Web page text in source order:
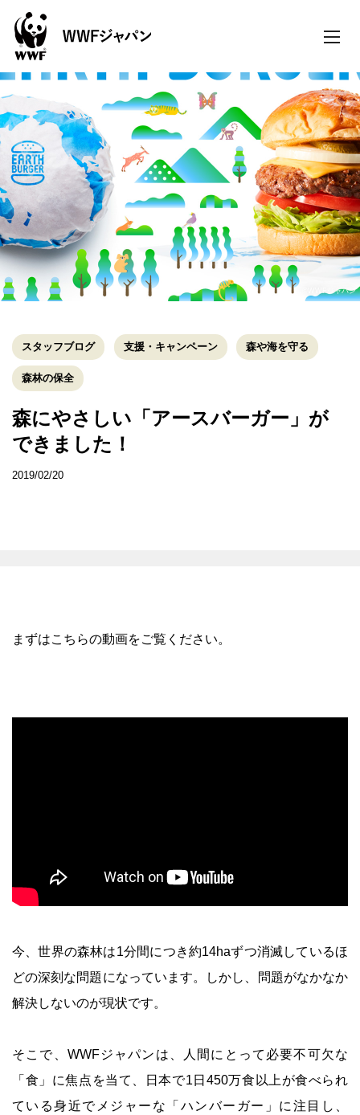
toggle
©WWFジャパン
スタッフブログ 支援・キャンペーン 森や海を守る
森林の保全
森にやさしい「アースバーガー」が
できました！
2019/02/20
まずはこちらの動画をご覧ください。
今、世界の森林は1分間につき約14haずつ消滅しているほ
どの深刻な問題になっています。しかし、問題がなかなか
解決しないのが現状です。
そこで、WWFジャパンは、人間にとって必要不可欠な
「食」に焦点を当て、日本で1日450万食以上が食べられ
ている身近でメジャーな「ハンバーガー」に注目し、